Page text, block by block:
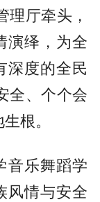
理厅牵头，
演绎，为全
深度的全民
全、个个会
根。
音乐舞蹈学
风情与安全